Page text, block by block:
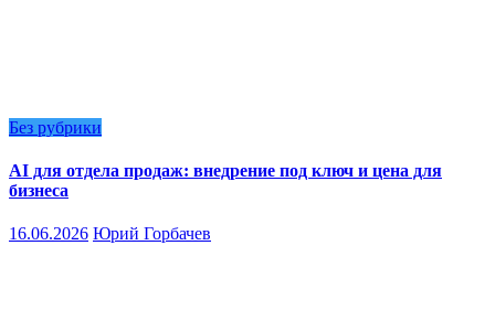
Без рубрики
AI для отдела продаж: внедрение под ключ и цена для
бизнеса
16.06.2026 Юрий Горбачев